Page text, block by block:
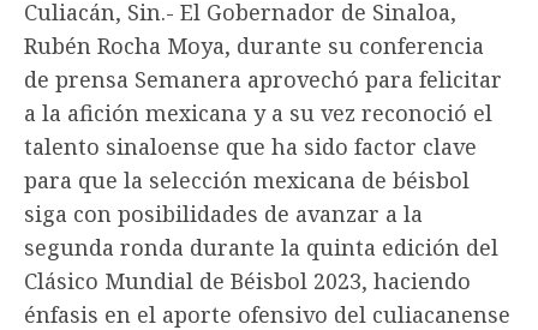
Culiacán, Sin.- El Gobernador de Sinaloa,
Rubén Rocha Moya, durante su conferencia
de prensa Semanera aprovechó para felicitar
a la afición mexicana y a su vez reconoció el
talento sinaloense que ha sido factor clave
para que la selección mexicana de béisbol
siga con posibilidades de avanzar a la
segunda ronda durante la quinta edición del
Clásico Mundial de Béisbol 2023, haciendo
énfasis en el aporte ofensivo del culiacanense